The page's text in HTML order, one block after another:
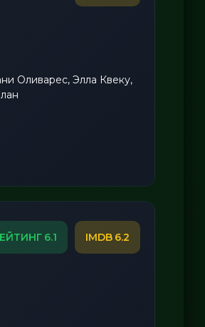
Оливарес, Элла Квеку,
6.1 6.2